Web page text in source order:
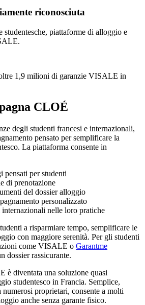
riconosciuta
studentesche, piattaforme di alloggio e
oltre 1,9 milioni di garanzie VISALE in
CLOÉ
degli studenti francesi e internazionali,
pensato per semplificare la
La piattaforma consente in
pensati per studenti
di prenotazione
del dossier alloggio
personalizzato
nelle loro pratiche
a risparmiare tempo, semplificare le
con maggiore serenità. Per gli studenti
come VISALE o Garantme
dossier rassicurante.
è diventata una soluzione quasi
studentesco in Francia. Semplice,
numerosi proprietari, consente a molti
anche senza garante fisico.